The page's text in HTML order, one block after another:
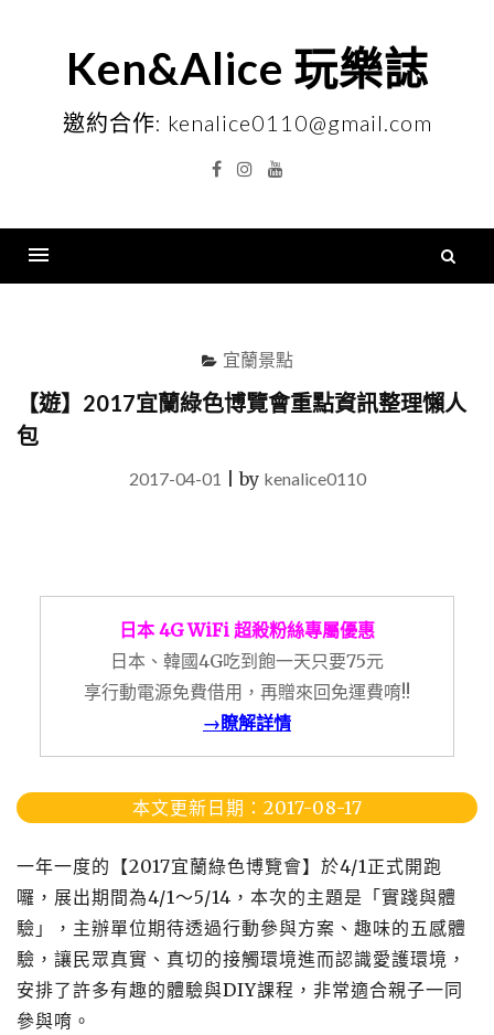
Ken&Alice 玩樂誌
邀約合作: kenalice0110@gmail.com
FacebookInstagramYouTube
宜蘭景點
【遊】2017宜蘭綠色博覽會重點資訊整理懶人
包
2017-04-01 |by kenalice0110
日本 4G WiFi 超殺粉絲專屬優惠
日本、韓國4G吃到飽一天只要75元
享行動電源免費借用，再贈來回免運費唷!!
→瞭解詳情
本文更新日期：2017-08-17
一年一度的【2017宜蘭綠色博覽會】於4/1正式開跑
囉，展出期間為4/1～5/14，本次的主題是「實踐與體
驗」，主辦單位期待透過行動參與方案、趣味的五感體
驗，讓民眾真實、真切的接觸環境進而認識愛護環境，
安排了許多有趣的體驗與DIY課程，非常適合親子一同
參與唷。